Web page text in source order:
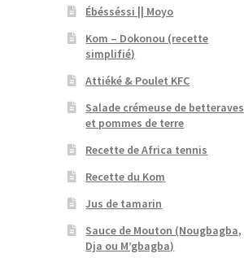
Ébésséssi || Moyo
Kom – Dokonou (recette
simplifié)
Attiéké & Poulet KFC
Salade crémeuse de betteraves
et pommes de terre
Recette de Africa tennis
Recette du Kom
Jus de tamarin
Sauce de Mouton (Nougbagba,
Dja ou M’gbagba)